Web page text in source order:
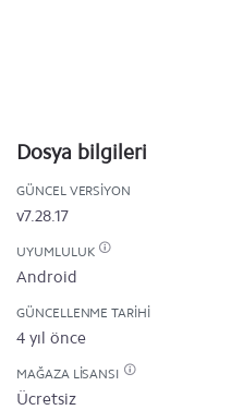
Dosya bilgileri
GÜNCEL VERSIYON
v7.28.17
UYUMLULUK
Android
GÜNCELLENME TARIHI
4 yıl önce
MAĞAZA LISANSI
Ücretsiz